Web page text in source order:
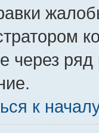
через
к